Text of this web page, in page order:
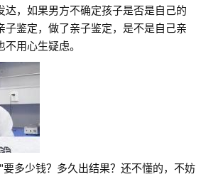
达，如果男方不确定孩子是否是自己的
子鉴定，做了亲子鉴定，是不是自己亲
用心生疑虑。
"要多少钱？多久出结果？还不懂的，不妨